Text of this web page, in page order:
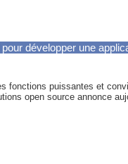
développer une
fonctions puissantes et
open source annonce